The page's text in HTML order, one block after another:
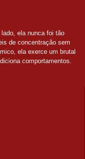
ela nunca foi tão
de concentração sem
ela exerce um brutal
comportamentos.